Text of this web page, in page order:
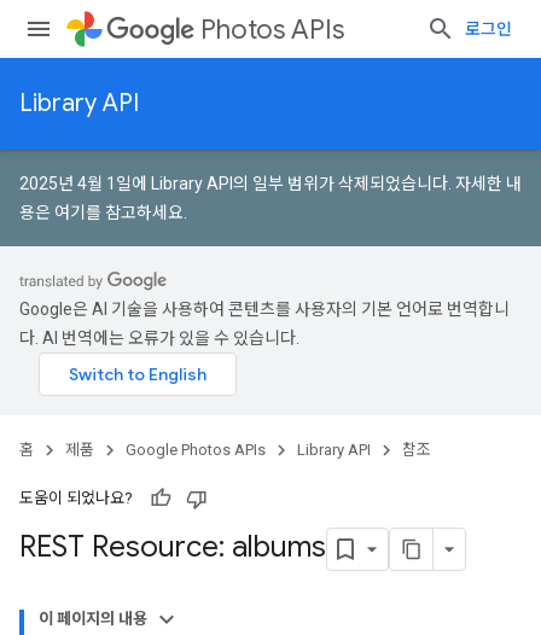
Photos APIs 로그인
Library API
2025년 4월 1일에 Library API의 일부 범위가 삭제되었습니다. 자세한 내
용은 여기를 참고하세요
Google은 AI 기술을 사용하여 콘텐츠를 사용자의 기본 언어로 번역합니
다. AI 번역에는 오류가 있을 수 있습니다.
홈 제품 Google Photos APIs Library API 참조
도움이 되었나요?
REST Resource: albums
이 페이지의 내용